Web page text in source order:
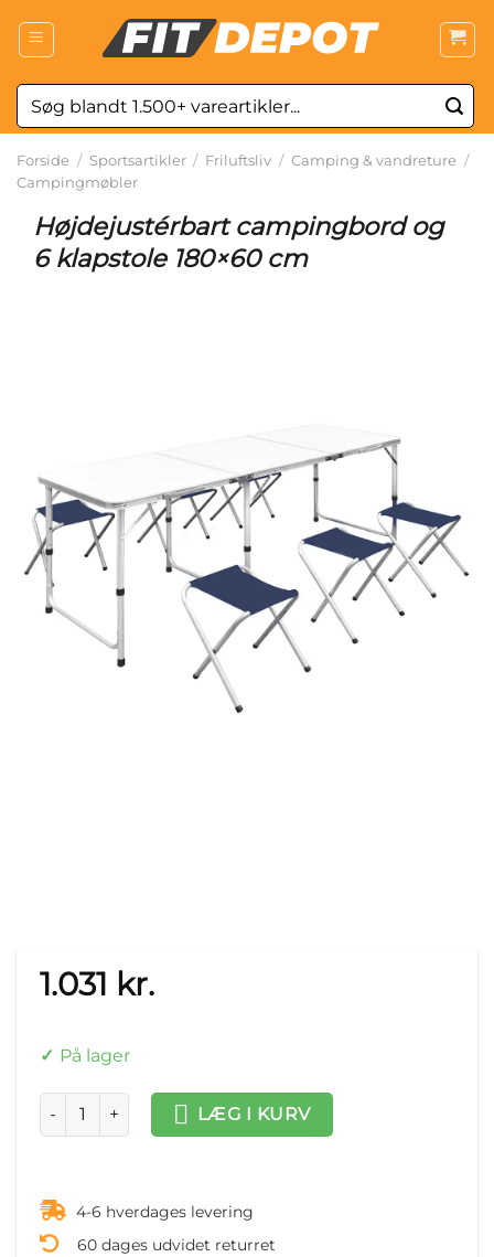
Søg
efter:
Forside / Sportsartikler / Friluftsliv / Camping & vandreture /
Campingmøbler
Højdejustérbart campingbord og
6 klapstole 180×60 cm
1.031 kr.
På lager
Højdejustérbart campingbord og 6 klapstole 180x60 cm
LÆG I KURV
4-6 hverdages levering
60 dages udvidet returret